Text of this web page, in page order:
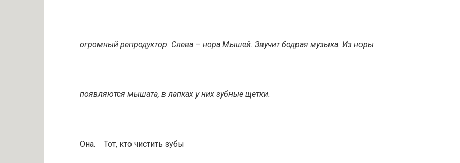
огромный репродуктор. Слева – нора Мышей. Звучит бодрая музыка. Из норы
появляются мышата, в лапках у них зубные щетки.
Она. Тот, кто чистить зубы